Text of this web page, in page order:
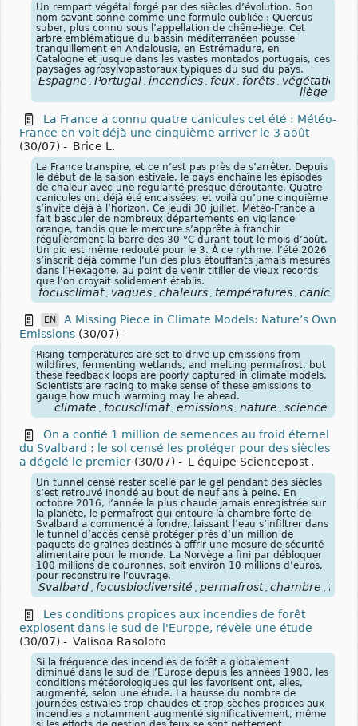
Un rempart végétal forgé par des siècles d’évolution. Son
nom savant sonne comme une formule oubliée : Quercus
suber, plus connu sous l’appellation de chêne-liège. Cet
arbre emblématique du bassin méditerranéen pousse
tranquillement en Andalousie, en Estrémadure, en
Catalogne et jusque dans les vastes montados portugais, ces
paysages agrosylvopastoraux typiques du sud du pays.
Espagne Portugal incendies feux forêts végétation
liège
La France a connu quatre canicules cet été : Météo-
France en voit déjà une cinquième arriver le 3 août
(30/07) - Brice L.
La France transpire, et ce n’est pas près de s’arrêter. Depuis
le début de la saison estivale, le pays enchaîne les épisodes
de chaleur avec une régularité presque déroutante. Quatre
canicules ont déjà été encaissées, et voilà qu’une cinquième
s’invite déjà à l’horizon. Ce jeudi 30 juillet, Météo-France a
fait basculer de nombreux départements en vigilance
orange, tandis que le mercure s’apprête à franchir
régulièrement la barre des 30 °C durant tout le mois d’août.
Un pic est même redouté pour le 3. À ce rythme, l’été 2026
s’inscrit déjà comme l’un des plus étouffants jamais mesurés
dans l’Hexagone, au point de venir titiller de vieux records
que l’on croyait solidement établis.
focusclimat vagues chaleurs températures canicules
EN
A Missing Piece in Climate Models: Nature’s Own
Emissions (30/07) -
Rising temperatures are set to drive up emissions from
wildfires, fermenting wetlands, and melting permafrost, but
these feedback loops are poorly captured in climate models.
Scientists are racing to make sense of these emissions to
gauge how much warming may lie ahead.
climate focusclimat emissions nature science
On a confié 1 million de semences au froid éternel
du Svalbard : le sol censé les protéger pour des siècles
a dégelé le premier (30/07) - L équipe Sciencepost ,
Un tunnel censé rester scellé par le gel pendant des siècles
s’est retrouvé inondé au bout de neuf ans à peine. En
octobre 2016, l’année la plus chaude jamais enregistrée sur
la planète, le permafrost qui entoure la chambre forte de
Svalbard a commencé à fondre, laissant l’eau s’infiltrer dans
le tunnel d’accès censé protéger près d’un million de
paquets de graines destinés à offrir une mesure de sécurité
alimentaire pour le monde. La Norvège a fini par débloquer
100 millions de couronnes, soit environ 10 millions d’euros,
pour reconstruire l’ouvrage.
Svalbard focusbiodiversité permafrost chambre forte
Les conditions propices aux incendies de forêt
explosent dans le sud de l'Europe, révèle une étude
(30/07) - Valisoa Rasolofo
Si la fréquence des incendies de forêt a globalement
diminué dans le sud de l’Europe depuis les années 1980, les
conditions météorologiques qui les favorisent ont, elles,
augmenté, selon une étude. La hausse du nombre de
journées estivales trop chaudes et trop sèches propices aux
incendies a notamment augmenté significativement, même